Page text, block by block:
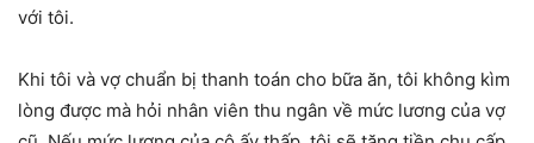
với tôi.
Khi tôi và vợ chuẩn bị thanh toán cho bữa ăn, tôi không kìm
lòng được mà hỏi nhân viên thu ngân về mức lương của vợ